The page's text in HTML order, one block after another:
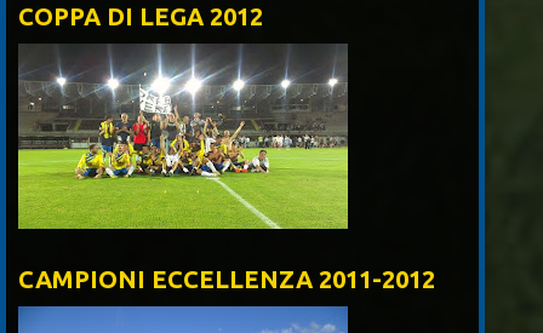
COPPA DI LEGA 2012
CAMPIONI ECCELLENZA 2011-2012